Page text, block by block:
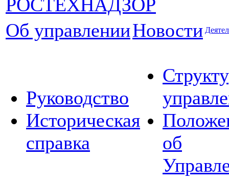
Об управленииНовости
Руководство
Историческая
справка
об